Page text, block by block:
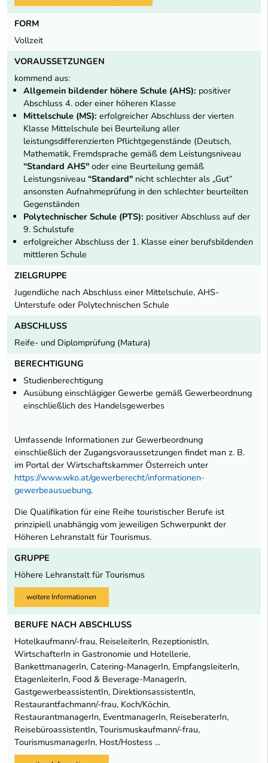
FORM
Vollzeit
VORAUSSETZUNGEN
kommend aus:
Allgemein bildender höhere Schule (AHS): positiver
Abschluss 4. oder einer höheren Klasse
Mittelschule (MS): erfolgreicher Abschluss der vierten
Klasse Mittelschule bei Beurteilung aller
leistungsdifferenzierten Pflichtgegenstände (Deutsch,
Mathematik, Fremdsprache gemäß dem Leistungsniveau
“Standard AHS" oder eine Beurteilung gemäß
Leistungsniveau “Standard" nicht schlechter als „Gut“
ansonsten Aufnahmeprüfung in den schlechter beurteilten
Gegenständen
Polytechnischer Schule (PTS): positiver Abschluss auf der
9. Schulstufe
erfolgreicher Abschluss der 1. Klasse einer berufsbildenden
mittleren Schule
ZIELGRUPPE
Jugendliche nach Abschluss einer Mittelschule, AHS-
Unterstufe oder Polytechnischen Schule
ABSCHLUSS
Reife- und Diplomprüfung (Matura)
BERECHTIGUNG
Studienberechtigung
Ausübung einschlägiger Gewerbe gemäß Gewerbeordnung
einschließlich des Handelsgewerbes
Umfassende Informationen zur Gewerbeordnung
einschließlich der Zugangsvoraussetzungen findet man z. B.
im Portal der Wirtschaftskammer Österreich unter
https://www.wko.at/gewerberecht/informationen-
gewerbeausuebung.
Die Qualifikation für eine Reihe touristischer Berufe ist
prinzipiell unabhängig vom jeweiligen Schwerpunkt der
Höheren Lehranstalt für Tourismus.
GRUPPE
Höhere Lehranstalt für Tourismus
weitere Informationen
BERUFE NACH ABSCHLUSS
Hotelkaufmann/-frau, ReiseleiterIn, RezeptionistIn,
WirtschafterIn in Gastronomie und Hotellerie,
BankettmanagerIn, Catering-ManagerIn, EmpfangsleiterIn,
EtagenleiterIn, Food & Beverage-ManagerIn,
GastgewerbeassistentIn, DirektionsassistentIn,
Restaurantfachmann/-frau, Koch/Köchin,
RestaurantmanagerIn, EventmanagerIn, ReiseberaterIn,
ReisebüroassistentIn, Tourismuskaufmann/-frau,
TourismusmanagerIn, Host/Hostess ...